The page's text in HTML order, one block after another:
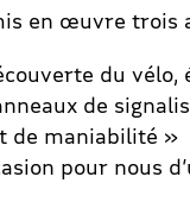
en œuvre trois
du
de
de maniabilité »
pour nous